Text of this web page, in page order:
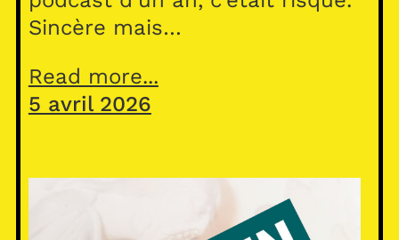
Sincère mais…
Read more...
5 avril 2026